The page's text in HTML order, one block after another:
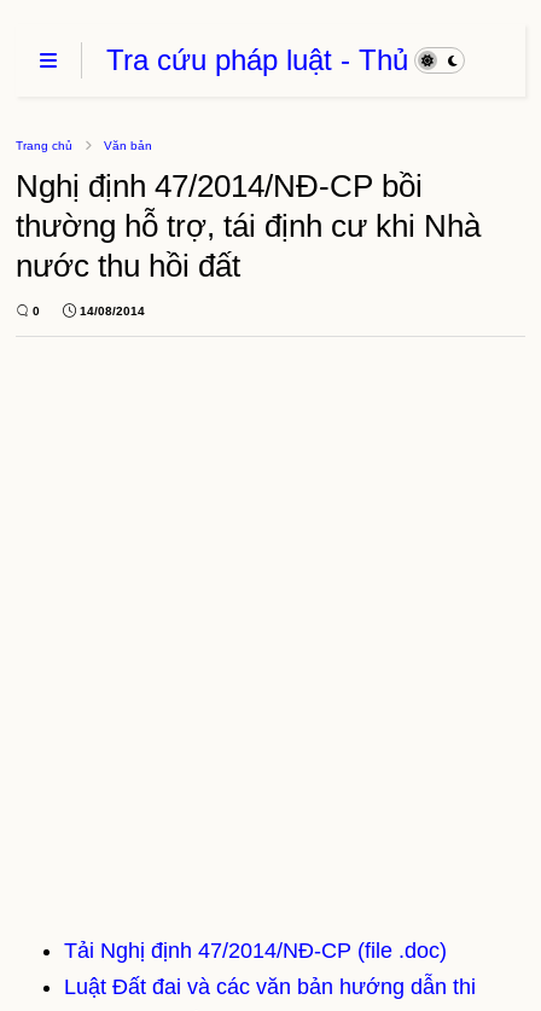
Tra cứu pháp luật - Thủ
thuật phần mềm
Trang chủ Văn bản
Nghị định 47/2014/NĐ-CP bồi
thường hỗ trợ, tái định cư khi Nhà
nước thu hồi đất
0 14/08/2014
Tải Nghị định 47/2014/NĐ-CP (file .doc)
Luật Đất đai và các văn bản hướng dẫn thi